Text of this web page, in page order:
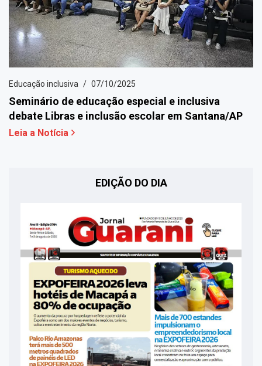
Educação inclusiva 07/10/2025
Seminário de educação especial e inclusiva
debate Libras e inclusão escolar em Santana/AP
Leia a Notícia
EDIÇÃO DO DIA